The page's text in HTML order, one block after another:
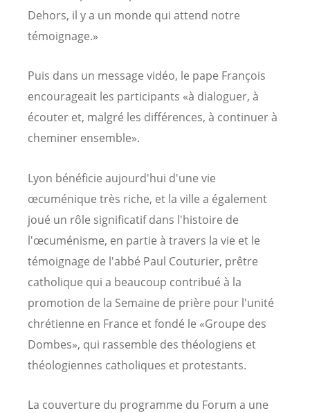
Dehors, il y a un monde qui attend notre
témoignage.»
Puis dans un message vidéo, le pape François
encourageait les participants «à dialoguer, à
écouter et, malgré les différences, à continuer à
cheminer ensemble».
Lyon bénéficie aujourd'hui d'une vie
œcuménique très riche, et la ville a également
joué un rôle significatif dans l'histoire de
l'œcuménisme, en partie à travers la vie et le
témoignage de l'abbé Paul Couturier, prêtre
catholique qui a beaucoup contribué à la
promotion de la Semaine de prière pour l'unité
chrétienne en France et fondé le «Groupe des
Dombes», qui rassemble des théologiens et
théologiennes catholiques et protestants.
La couverture du programme du Forum a une